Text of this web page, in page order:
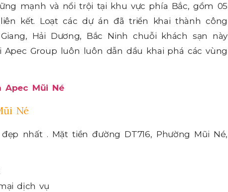
mạnh và nổi trội tại khu vực phía Bắc, gồm 05
kết. Loạt các dự án đã triển khai thành công
Hải Dương, Bắc Ninh chuỗi khách sạn này
Group luôn luôn dẫn dầu khai phá các vùng
Mũi Né
Né
nhất . Mặt tiền đường DT716, Phường Mũi Né,
dịch vụ